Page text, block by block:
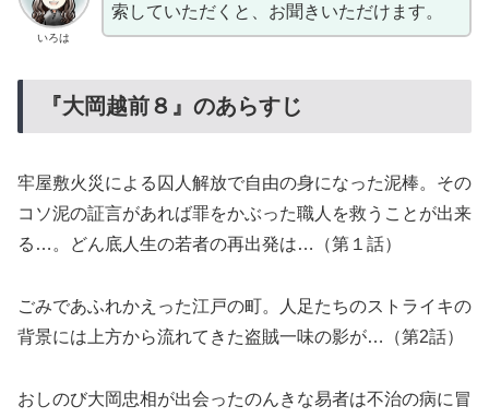
いろは
索していただくと、お聞きいただけます。
『大岡越前８』のあらすじ
牢屋敷火災による囚人解放で自由の身になった泥棒。その
コソ泥の証言があれば罪をかぶった職人を救うことが出来
る…。どん底人生の若者の再出発は…（第１話）
ごみであふれかえった江戸の町。人足たちのストライキの
背景には上方から流れてきた盗賊一味の影が…（第2話）
おしのび大岡忠相が出会ったのんきな易者は不治の病に冒